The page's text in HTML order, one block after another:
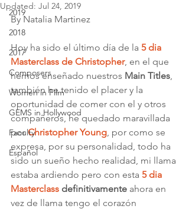
2019
2018
2017
Composers
Women in Film
GEMS in Hollywood
Faculty
Español
Updated: Jul 24, 2019
By Natalia Martinez
Hoy ha sido el último día de la 5 dia
Masterclass de Christopher, en el que
hemos enseñado nuestros Main Titles,
también he tenido el placer y la
oportunidad de comer con el y otros
compañeros, he quedado maravillada
por Christopher Young, por como se
expresa, por su personalidad, todo ha
sido un sueño hecho realidad, mi llama
estaba ardiendo pero con esta 5 dia
Masterclass definitivamente ahora en
vez de llama tengo el corazón